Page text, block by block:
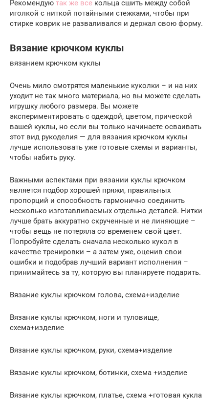
Рекомендую так же все кольца сшить между собой
иголкой с ниткой потайными стежками, чтобы при
стирке коврик не разваливался и держал свою форму.
Вязание крючком куклы
вязанием крючком куклы
Очень мило смотрятся маленькие куколки – и на них
уходит не так много материала, но вы можете сделать
игрушку любого размера. Вы можете
экспериментировать с одеждой, цветом, прической
вашей куклы, но если вы только начинаете осваивать
этот вид рукоделия — для вязания крючком куклы
лучше использовать уже готовые схемы и варианты,
чтобы набить руку.
Важными аспектами при вязании куклы крючком
является подбор хорошей пряжи, правильных
пропорций и способность гармонично соединить
несколько изготавливаемых отдельно деталей. Нитки
лучше брать аккуратно скрученные и не линяющие –
чтобы вещь не потеряла со временем свой цвет.
Попробуйте сделать сначала несколько кукол в
качестве тренировки – а затем уже, оценив свои
ошибки и подобрав лучший вариант исполнения –
принимайтесь за ту, которую вы планируете подарить.
Вязание куклы крючком голова, схема+изделие
Вязание куклы крючком, ноги и туловище,
схема+изделие
Вязание куклы крючком, руки, схема+изделие
Вязание куклы крючком, ботинки, схема +изделие
Вязание куклы крючком, платье, схема +готовая кукла